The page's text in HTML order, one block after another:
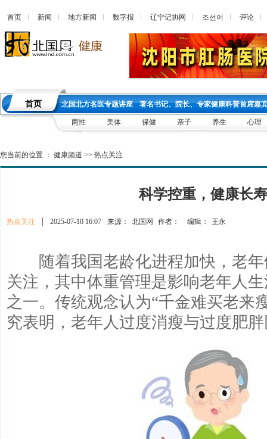
首页 新闻 地方新闻 数字报 辽宁记协网 조선어 评论
首页 北国北方名医专题讲座 著名书记、院长、专家健康科普首席嘉
两性 美体 保健 亲子 养生 心理
您当前的位置 ： 健康频道 >> 热点关注
科学控重，健康长寿
热点关注 2025-07-10 16:07 来源： 北国网 作者： 编辑： 王永
随着我国老龄化进程加快，老年
关注，其中体重管理是影响老年人
之一。传统观念认为“千金难买老来
究表明，老年人过度消瘦与过度肥